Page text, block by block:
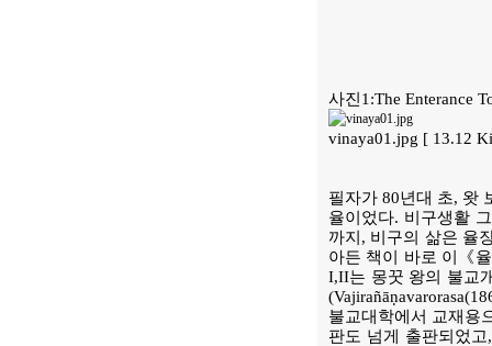
사진1:The Enterance
vinaya01.jpg [ 13.12
필자가 80년대 초, 왓
율이었다. 비구생활
까지, 비구의 삶은 율
아든 책이 바로 이《
I,II는 몽꿋 왕의 불교
불교대학에서 교재용
판도 넘게 출판되었